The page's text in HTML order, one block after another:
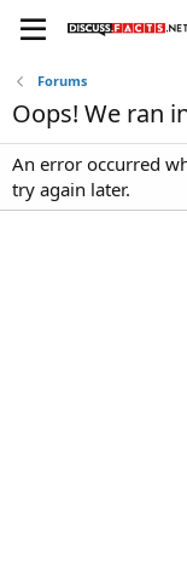
Forums
Oops! We ran
An error occurred
try again later.